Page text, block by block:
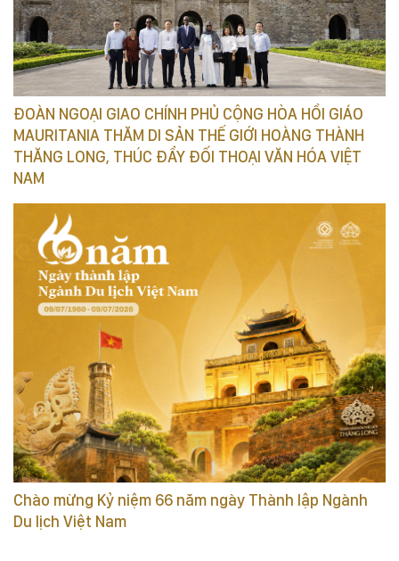
ĐOÀN NGOẠI GIAO CHÍNH PHỦ CỘNG HÒA HỒI GIÁO
MAURITANIA THĂM DI SẢN THẾ GIỚI HOÀNG THÀNH
THĂNG LONG, THÚC ĐẨY ĐỐI THOẠI VĂN HÓA VIỆT
NAM
Chào mừng Kỷ niệm 66 năm ngày Thành lập Ngành
Du lịch Việt Nam